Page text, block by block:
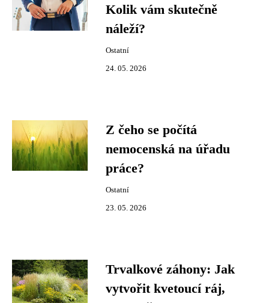
Kolik vám skutečně
náleží?
Ostatní
24. 05. 2026
Z čeho se počítá
nemocenská na úřadu
práce?
Ostatní
23. 05. 2026
Trvalkové záhony: Jak
vytvořit kvetoucí ráj,